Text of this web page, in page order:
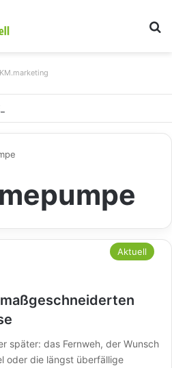
Aktuell
später: das Fernweh, der Wunsch
oder die längst überfällige